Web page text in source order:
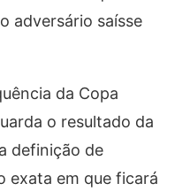
adversário saísse
da Copa
o resultado da
definição de
exata em que ficará